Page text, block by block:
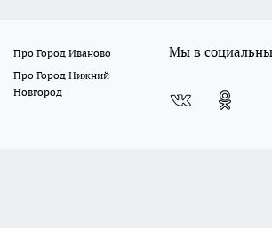
Про Город Иваново
Про Город Нижний
Новгород
Мы в